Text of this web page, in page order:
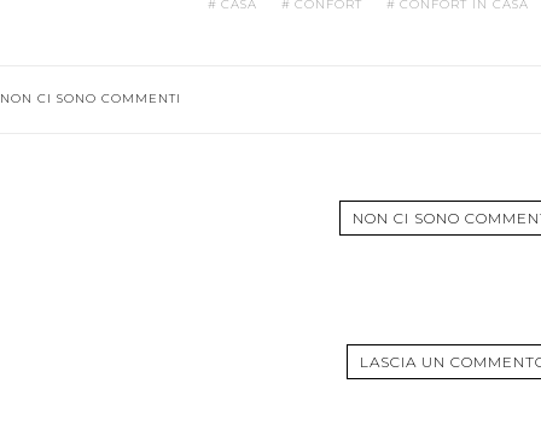
CASA CONFORT CONFORT IN CASA
NON CI SONO COMMENTI
NON CI SONO
LASCIA UN